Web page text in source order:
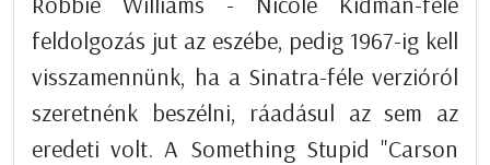
feldolgozás jut az eszébe, pedig 1967-ig kell
visszamennünk, ha a Sinatra-féle verzióról
szeretnénk beszélni, ráadásul az sem az
eredeti volt. A Something Stupid "Carson